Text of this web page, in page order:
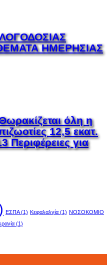
ΗΜΕΡΗΣΙΑΣ
όλη η
12,5 εκατ.
Περιφέρειες για
ΕΣΠΑ(1) Κεφαλαλγία (1) ΝΟΣΟΚΟΜΙΟ
(1)